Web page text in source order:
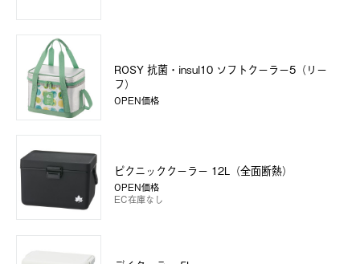
ROSY 抗菌・insul10 ソフトクーラー5（リー
フ）
OPEN価格
ピクニッククーラー 12L（全面断熱）
OPEN価格
EC在庫なし